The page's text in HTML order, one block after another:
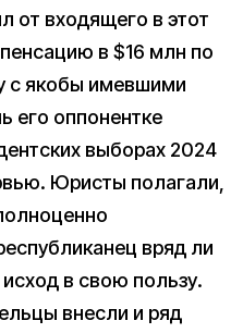
от входящего в этот
в $16 млн по
с якобы имевшими
его оппонентке
выборах 2024
Юристы полагали,
вряд ли
в свою пользу.
внесли и ряд